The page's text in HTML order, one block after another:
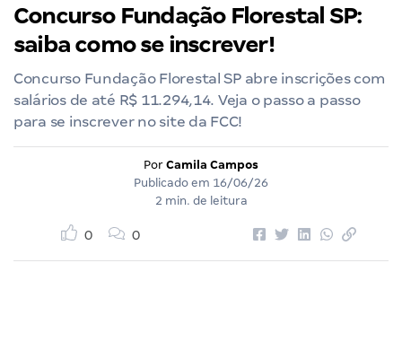
Concurso Fundação Florestal SP:
saiba como se inscrever!
Concurso Fundação Florestal SP abre inscrições com
salários de até R$ 11.294,14. Veja o passo a passo
para se inscrever no site da FCC!
Por Camila Campos
Publicado em 16/06/26
2 min. de leitura
0 0